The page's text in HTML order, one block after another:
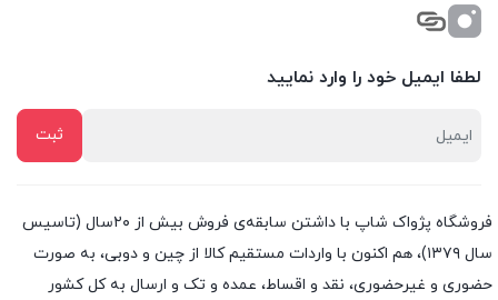
لطفا ایمیل خود را وارد نمایید
فروشگاه پژواک شاپ با داشتن سابقه‌ی فروش بیش از ۲۰سال (تاسیس
سال ۱۳۷۹)، هم اکنون با واردات مستقیم کالا از چین و دوبی، به صورت
حضوری و غیرحضوری، نقد و اقساط، عمده و تک و ارسال به کل کشور